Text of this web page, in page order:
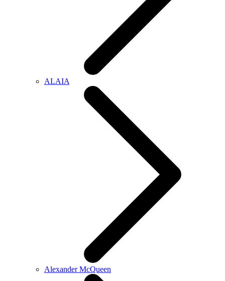
ALAIA
Alexander McQueen